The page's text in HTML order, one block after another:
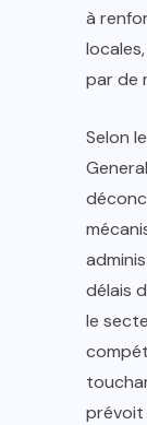
à
par de
Selon
délais
le
prévoit